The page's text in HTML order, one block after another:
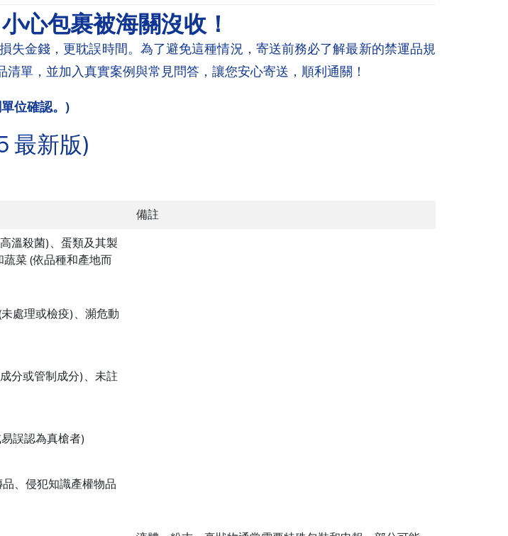
心包裹被海關沒收！
金錢，更耽誤時間。為了避免這種情況，寄送前務必了解最新的禁運品規
單，並加入真實案例與常見問答，讓您安心寄送，順利通關！
位確認。)
最新版)
備註
溫殺菌)、蛋類及其製
菜 (依品種和產地而
處理或檢疫)、瀕危動
分或管制成分)、未註
誤認為真槍者)
、侵犯知識產權物品